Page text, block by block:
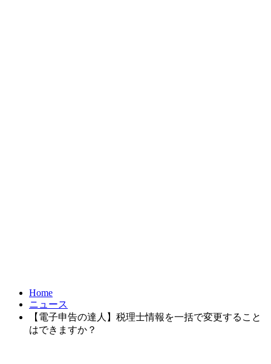
Home
ニュース
【電子申告の達人】税理士情報を一括で変更すること
はできますか？